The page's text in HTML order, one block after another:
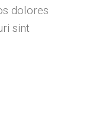
dolores
sint